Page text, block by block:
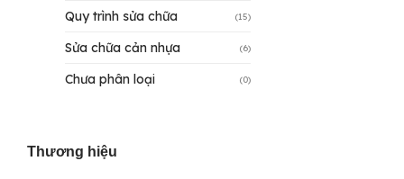
Quy trình sửa chữa (15)
Sửa chữa cản nhựa (6)
Chưa phân loại (0)
Thương hiệu